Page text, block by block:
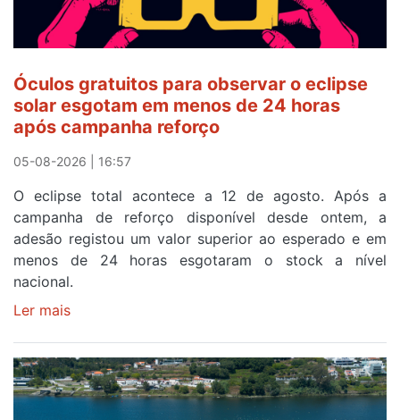
Óculos gratuitos para observar o eclipse
solar esgotam em menos de 24 horas
após campanha reforço
05-08-2026 | 16:57
O eclipse total acontece a 12 de agosto. Após a
campanha de reforço disponível desde ontem, a
adesão registou um valor superior ao esperado e em
menos de 24 horas esgotaram o stock a nível
nacional.
Ler mais
gratuitos
para
observar